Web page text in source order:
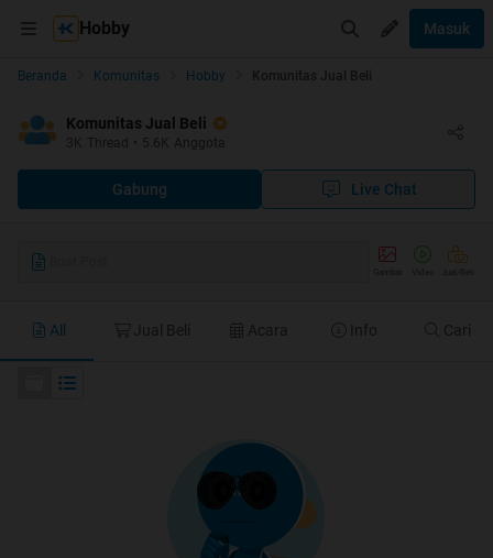
Hobby Masuk
Beranda Komunitas Hobby Komunitas Jual Beli
Komunitas Jual Beli
3K Thread • 5.6K Anggota
Gabung Live Chat
All Jual Beli Acara Info Cari